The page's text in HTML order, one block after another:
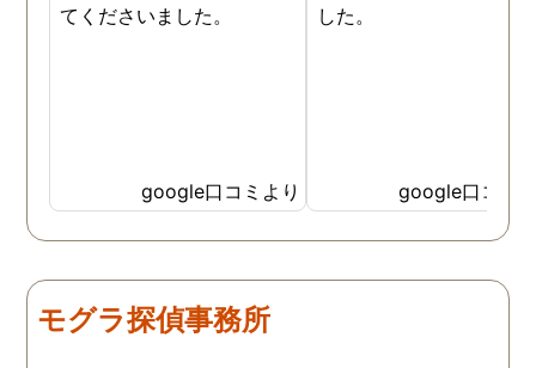
てくださいました。
google口コミより
した。
google口コミ
モグラ探偵事務所